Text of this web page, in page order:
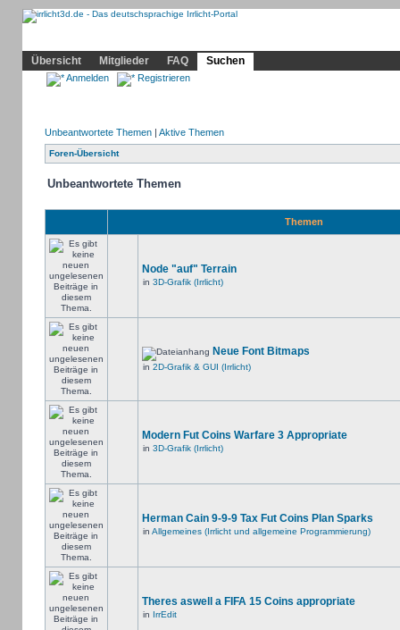
Übersicht
Mitglieder FAQ Suchen
Anmelden Registrieren
Unbeantwortete Themen| Aktive Themen
Foren-Übersicht
Unbeantwortete Themen
Themen
Node "auf" Terrain
in 3D-Grafik (Irrlicht)
Neue Font Bitmaps
in 2D-Grafik & GUI (Irrlicht)
Modern Fut Coins Warfare 3 Appropriate
in 3D-Grafik (Irrlicht)
Herman Cain 9-9-9 Tax Fut Coins Plan Sparks
in Allgemeines (Irrlicht und allgemeine Programmierung)
Theres aswell a FIFA 15 Coins appropriate
in IrrEdit